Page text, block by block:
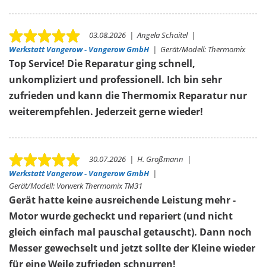
03.08.2026 |Angela Schaitel|
Werkstatt Vangerow - Vangerow GmbH | Gerät/Modell: Thermomix
Top Service! Die Reparatur ging schnell,
unkompliziert und professionell. Ich bin sehr
zufrieden und kann die Thermomix Reparatur nur
weiterempfehlen. Jederzeit gerne wieder!
30.07.2026 | H. Großmann |
Werkstatt Vangerow - Vangerow GmbH |
Gerät/Modell: Vorwerk Thermomix TM31
Gerät hatte keine ausreichende Leistung mehr -
Motor wurde gecheckt und repariert (und nicht
gleich einfach mal pauschal getauscht). Dann noch
Messer gewechselt und jetzt sollte der Kleine wieder
für eine Weile zufrieden schnurren!